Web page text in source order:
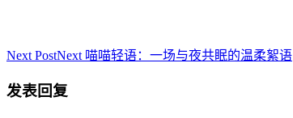
Next PostNext 喵喵轻语：一场与夜共眠的温柔絮语
发表回复